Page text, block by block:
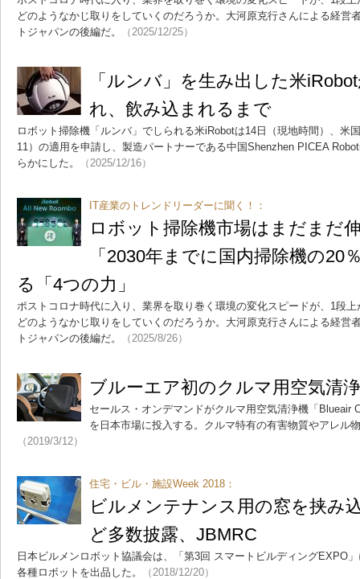
どのようなかじ取りをしていくのだろうか。大河原克行さんによる経営
トジャパンの後編だ。
（2025/12/25）
「ルンバ」を生み出した米
れ、飲み込まれるまで
ロボット掃除機「ルンバ」でしられる米iRobotは14日（現地時間）、米
11）の適用を申請し、製造パートナーである中国Shenzhen PICEA
らかにした。
（2025/12/16）
IT産業のトレンドリーダーに聞く！：
ロボット掃除機市場はまだま
「2030年までに国内掃除機の
る「4つの力」
ポストコロナ時代に入り、業界を取り巻く環境の変化スピードが、1段
どのようなかじ取りをしていくのだろうか。大河原克行さんによる経営
トジャパンの後編だ。
（2025/8/26）
ブルーエア初のクルマ用空気清
セールス・オンデマンドがクルマ用空気清浄機「Blueair
を日本市場に投入する。クルマ特有の有害物質やアレル
（2019/3/12）
住宅・ビル・施設Week 2018：
ビルメンテナンス用の窓を挟み
ど多数披露、JBMRC
日本ビルメンロボット協議会は、「第3回 スマートビルディングEXPO
各種ロボットを出品した。
（2018/12/20）